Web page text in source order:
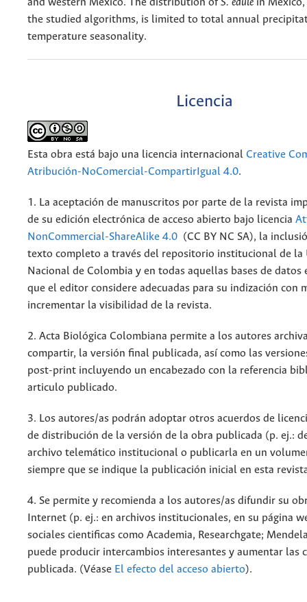
and western Mexico. The distribution of S. edule in
the studied algorithms, is limited to total annual
temperature seasonality.
Licencia
Esta obra está bajo una licencia internacional Creative
Atribución-NoComercial-CompartirIgual 4.0.
1. La aceptación de manuscritos por parte de la revista
de su edición electrónica de acceso abierto bajo licencia
NonCommercial-ShareAlike 4.0 (CC BY NC SA), la
texto completo a través del repositorio institucional de la
Nacional de Colombia y en todas aquellas bases de datos
que el editor considere adecuadas para su indización con
incrementar la visibilidad de la revista.
2. Acta Biológica Colombiana permite a los autores
compartir, la versión final publicada, así como las
post-print incluyendo un encabezado con la referencia
articulo publicado.
3. Los autores/as podrán adoptar otros acuerdos de
de distribución de la versión de la obra publicada (p. ej.:
archivo telemático institucional o publicarla en un
siempre que se indique la publicación inicial en esta
4. Se permite y recomienda a los autores/as difundir su
Internet (p. ej.: en archivos institucionales, en su página
sociales cientificas como Academia, Researchgate;
puede producir intercambios interesantes y aumentar las
publicada. (Véase El efecto del acceso abierto).